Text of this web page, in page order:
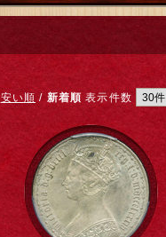
安い順 / 新着順 表示件数